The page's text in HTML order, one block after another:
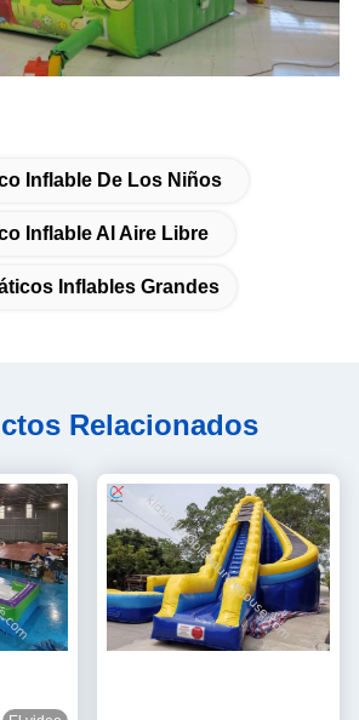
Inflable De Los Niños
Inflable Al Aire Libre
Inflables Grandes
Relacionados